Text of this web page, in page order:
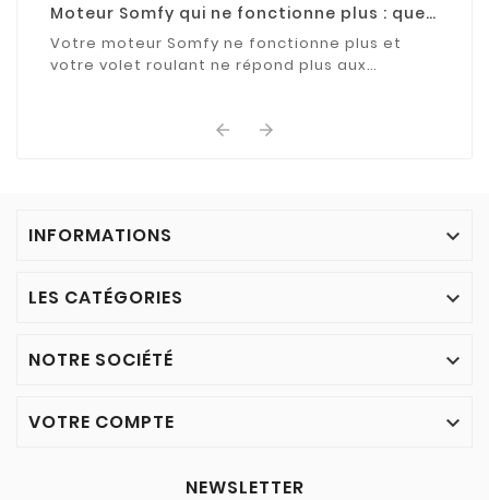
Moteur Somfy qui ne fonctionne plus : que
Votre moteur Somfy ne fonctionne plus et
votre volet roulant ne répond plus aux
 
INFORMATIONS 
LES CATÉGORIES 
NOTRE SOCIÉTÉ 
VOTRE COMPTE 
NEWSLETTER